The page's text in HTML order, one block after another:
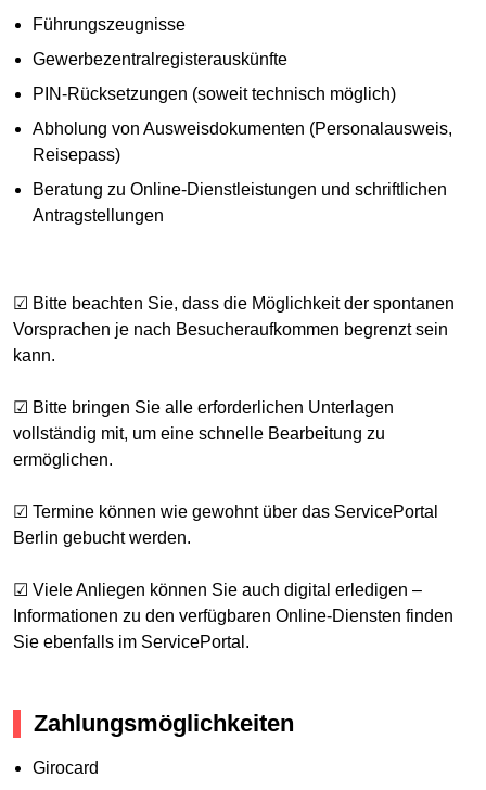
Führungszeugnisse
Gewerbezentralregisterauskünfte
PIN-Rücksetzungen (soweit technisch möglich)
Abholung von Ausweisdokumenten (Personalausweis,
Reisepass)
Beratung zu Online-Dienstleistungen und schriftlichen
Antragstellungen
☑ Bitte beachten Sie, dass die Möglichkeit der spontanen
Vorsprachen je nach Besucheraufkommen begrenzt sein
kann.
☑ Bitte bringen Sie alle erforderlichen Unterlagen
vollständig mit, um eine schnelle Bearbeitung zu
ermöglichen.
☑ Termine können wie gewohnt über das ServicePortal
Berlin gebucht werden.
☑ Viele Anliegen können Sie auch digital erledigen –
Informationen zu den verfügbaren Online-Diensten finden
Sie ebenfalls im ServicePortal.
Zahlungsmöglichkeiten
Girocard